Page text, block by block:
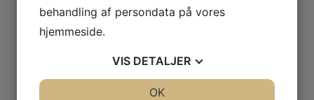
Skriv et svar
behandling af persondata på vores
hjemmeside.
VIS DETALJER
OK